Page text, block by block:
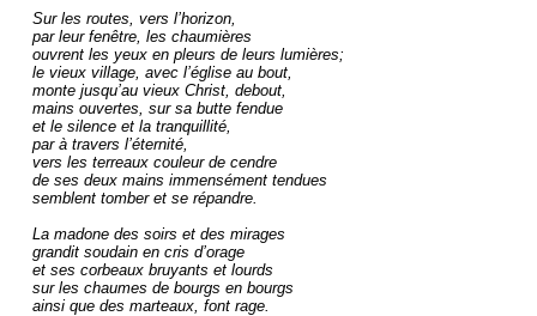
Sur les routes, vers l’horizon,
par leur fenêtre, les chaumières
ouvrent les yeux en pleurs de leurs lumières;
le vieux village, avec l’église au bout,
monte jusqu’au vieux Christ, debout,
mains ouvertes, sur sa butte fendue
et le silence et la tranquillité,
par à travers l’éternité,
vers les terreaux couleur de cendre
de ses deux mains immensément tendues
semblent tomber et se répandre.
La madone des soirs et des mirages
grandit soudain en cris d’orage
et ses corbeaux bruyants et lourds
sur les chaumes de bourgs en bourgs
ainsi que des marteaux, font rage.